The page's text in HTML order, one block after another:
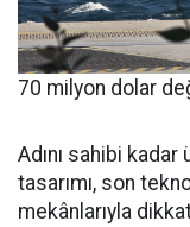
70 milyon dolar
Adını sahibi
tasarımı, son
mekânlarıyla